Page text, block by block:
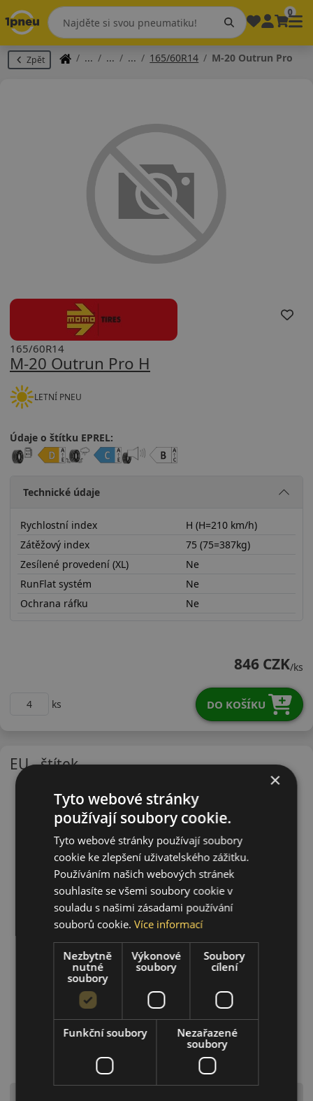
0
Zpět 165/60R14 M-20 Outrun Pro
M-20 Outrun Pro H
165/60R14
LETNÍ PNEU
Údaje o štítku EPREL:
Technické údaje
Rychlostní index
H (H=210 km/h)
Zátěžový index
75 (75=387kg)
Zesílené provedení (XL)
Ne
RunFlat systém
Ne
Ochrana ráfku
Ne
846 CZK/ks
ks DO KOŠÍKU
EU - štítek
×
Tyto webové stránky
používají soubory cookie.
Tyto webové stránky používají soubory
cookie ke zlepšení uživatelského zážitku.
Používáním našich webových stránek
souhlasíte se všemi soubory cookie v
souladu s našimi zásadami používání
souborů cookie.Více informací
Nezbytně
nutné
soubory
Výkonové
soubory
Soubory
cílení
Funkční soubory
Nezařazené
soubory